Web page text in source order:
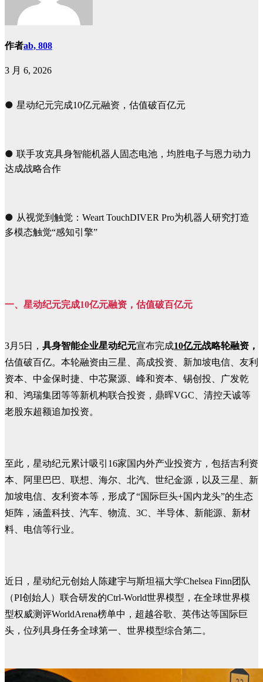
作者ab, 808
3 月 6, 2026
●星动纪元完成10亿元融资，估值破百亿元
● 联手攻克具身智能机器人固态电池，均胜电子与恩力动力
达成战略合作
●从视觉到触觉：Weart TouchDIVER Pro为机器人研究打造
多模态触觉“感知引擎”
一、 星动纪元完成10亿元融资，估值破百亿元
3月5日， 具身智能企业星动纪元宣布完成10亿元战略轮融资，
估值破百亿。本轮融资由三星、高成投资、新加坡电信、友利
资本、中金保时捷、中芯聚源、峰和资本、锡创投、广发乾
和、鸿瑞集团等等新机构联合投资，鼎晖VGC、清控天诚等
老股东超额追加投资。
至此，星动纪元累计吸引16家国内外产业投资方，包括吉利资
本、阿里巴巴、联想、海尔、北汽、世纪金源，以及三星、新
加坡电信、友利资本等，形成了“国际巨头+国内龙头”的生态
矩阵，涵盖科技、汽车、物流、3C、半导体、新能源、新材
料、电信等行业。
近日，星动纪元创始人陈建宇与斯坦福大学Chelsea Finn团队
（PI创始人）联合研发的Ctrl-World世界模型，在全球世界模
型权威测评WorldArena榜单中，超越谷歌、英伟达等国际巨
头，位列具身任务全球第一、世界模型综合第二。